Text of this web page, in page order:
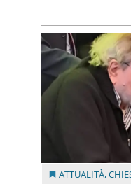
ATTUALITÀ,